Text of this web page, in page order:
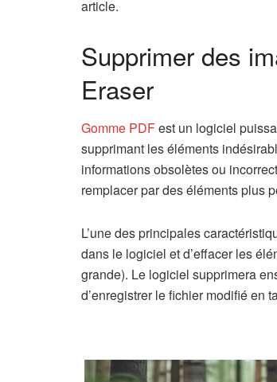
article.
Supprimer des
Eraser
Gomme PDFest un logiciel
supprimant les éléments
informations obsolètes ou
remplacer par des éléments plus
L’une des principales
dans le logiciel et d’effacer les
grande). Le logiciel supprimera
d’enregistrer le fichier modifié en